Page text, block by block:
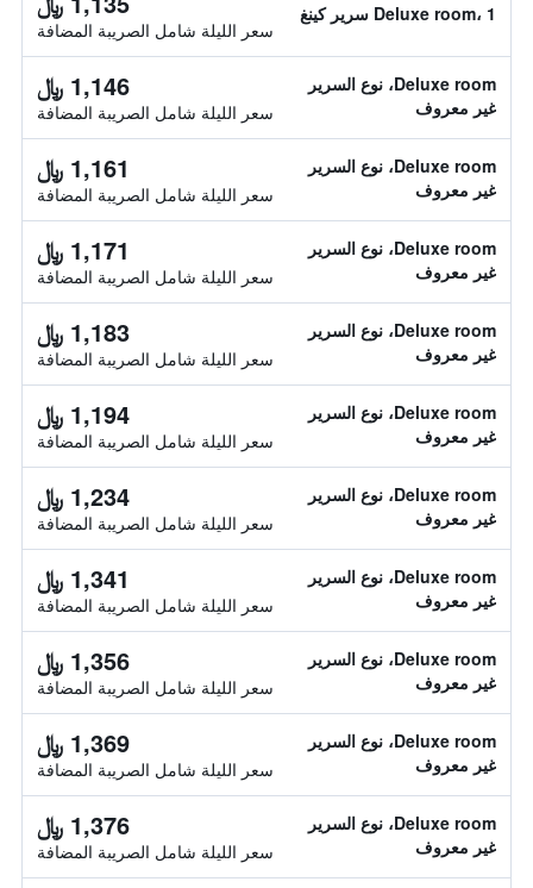
Deluxe room، 1 سرير كينغ
سعر الليلة شامل الصريبة المضافة
Deluxe room، نوع السرير
غير معروف
1,146 ﷼
سعر الليلة شامل الصريبة المضافة
Deluxe room، نوع السرير
غير معروف
1,161 ﷼
سعر الليلة شامل الصريبة المضافة
Deluxe room، نوع السرير
غير معروف
1,171 ﷼
سعر الليلة شامل الصريبة المضافة
Deluxe room، نوع السرير
غير معروف
1,183 ﷼
سعر الليلة شامل الصريبة المضافة
Deluxe room، نوع السرير
غير معروف
1,194 ﷼
سعر الليلة شامل الصريبة المضافة
Deluxe room، نوع السرير
غير معروف
1,234 ﷼
سعر الليلة شامل الصريبة المضافة
Deluxe room، نوع السرير
غير معروف
1,341 ﷼
سعر الليلة شامل الصريبة المضافة
Deluxe room، نوع السرير
غير معروف
1,356 ﷼
سعر الليلة شامل الصريبة المضافة
Deluxe room، نوع السرير
غير معروف
1,369 ﷼
سعر الليلة شامل الصريبة المضافة
Deluxe room، نوع السرير
غير معروف
1,376 ﷼
سعر الليلة شامل الصريبة المضافة